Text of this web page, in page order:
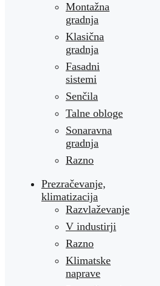
Montažna
gradnja
Klasična
gradnja
Fasadni
sistemi
Senčila
Talne obloge
Sonaravna
gradnja
Razno
Prezračevanje,
klimatizacija
Razvlaževanje
V industirji
Razno
Klimatske
naprave